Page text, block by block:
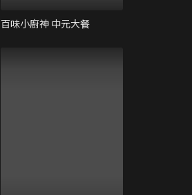
百味小廚神 中元大餐